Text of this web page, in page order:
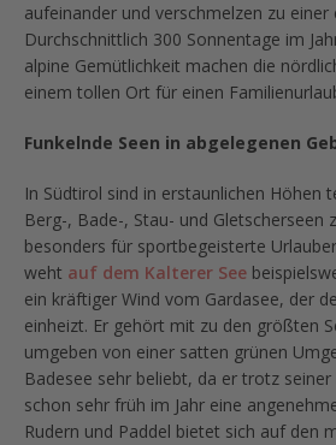
aufeinander und verschmelzen zu
Durchschnittlich 300 Sonnentage im
alpine Gemütlichkeit machen die
einem tollen Ort für einen
Funkelnde Seen in abgelegenen
In Südtirol sind in erstaunlichen Höhen
Berg-, Bade-, Stau- und Gletscherseen
besonders für sportbegeisterte
weht auf dem Kalterer See
ein kräftiger Wind vom Gardasee, der
einheizt. Er gehört mit zu den größten
umgeben von einer satten grünen
Badesee sehr beliebt, da er trotz
schon sehr früh im Jahr eine
Rudern und Paddel bietet sich auf den